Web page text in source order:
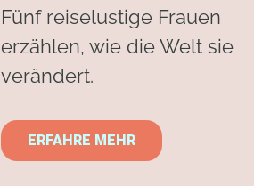
Fünf reiselustige Frauen
erzählen, wie die Welt sie
verändert.
ERFAHRE MEHR